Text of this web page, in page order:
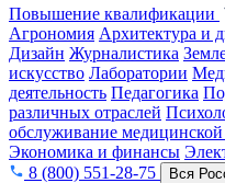
Повышение квалификации
Агрономия Архитектура и
Дизайн Журналистика
искусство Лаборатории
деятельность Педагогика
различных отраслей
обслуживание
Экономика и финансы
8 (800) 551-28-75
Вся